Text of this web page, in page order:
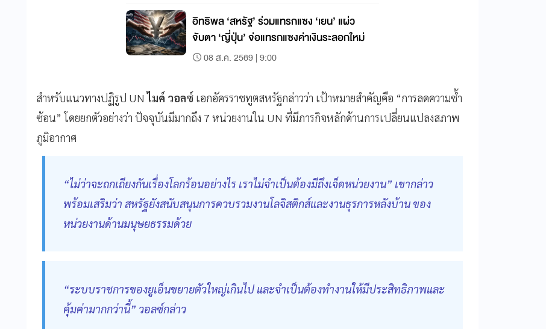
อิทธิพล ‘สหรัฐ’ ร่วมแทรกแซง ‘เยน’ แผ่ว
จับตา ‘ญี่ปุ่น’ จ่อแทรกแซงค่าเงินระลอกใหม่
08 ส.ค. 2569 | 9:00
สำหรับแนวทางปฏิรูป UNไมค์ วอลซ์ เอกอัครราชทูตสหรัฐกล่าวว่า เป้าหมายสำคัญคือ “การลดความซ้ำ
ซ้อน” โดยยกตัวอย่างว่า ปัจจุบันมีมากถึง 7 หน่วยงานใน UN ที่มีภารกิจหลักด้านการเปลี่ยนแปลงสภาพ
ภูมิอากาศ
“ไม่ว่าจะถกเถียงกันเรื่องโลกร้อนอย่างไร เราไม่จำเป็นต้องมีถึงเจ็ดหน่วยงาน” เขากล่าว
พร้อมเสริมว่า สหรัฐยังสนับสนุนการควบรวมงานโลจิสติกส์และงานธุรการหลังบ้าน ของ
หน่วยงานด้านมนุษยธรรมด้วย
“ระบบราชการของยูเอ็นขยายตัวใหญ่เกินไป และจำเป็นต้องทำงานให้มีประสิทธิภาพและ
คุ้มค่ามากกว่านี้” วอลซ์กล่าว